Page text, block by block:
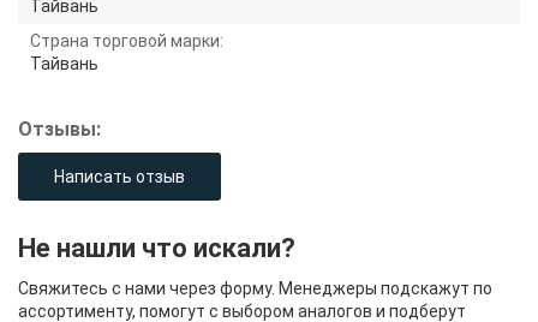
Тайвань
Страна торговой марки:
Тайвань
Отзывы:
Написать отзыв
Не нашли что искали?
Свяжитесь с нами через форму. Менеджеры подскажут по
ассортименту, помогут с выбором аналогов и подберут